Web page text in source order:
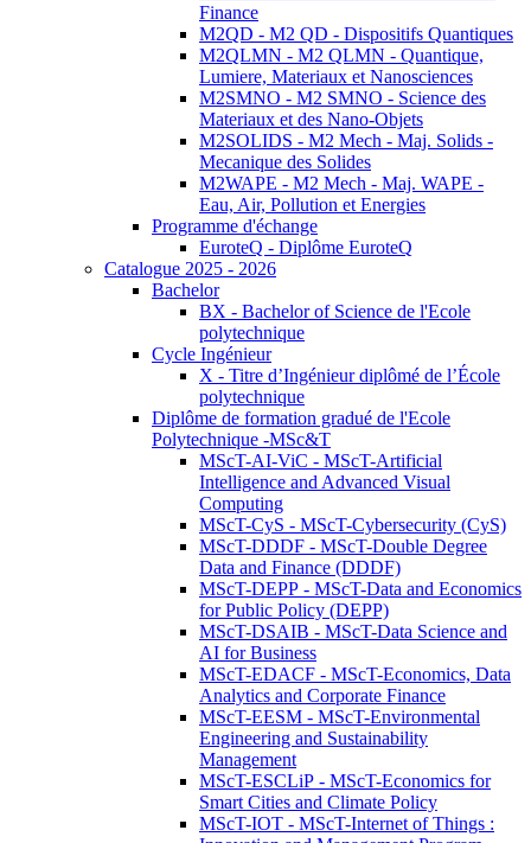
Finance
M2QD - M2 QD - Dispositifs Quantiques
M2QLMN - M2 QLMN - Quantique,
Lumiere, Materiaux et Nanosciences
M2SMNO - M2 SMNO - Science des
Materiaux et des Nano-Objets
M2SOLIDS - M2 Mech - Maj. Solids -
Mecanique des Solides
M2WAPE - M2 Mech - Maj. WAPE -
Eau, Air, Pollution et Energies
Programme d'échange
EuroteQ - Diplôme EuroteQ
Catalogue 2025 - 2026
Bachelor
BX - Bachelor of Science de l'Ecole
polytechnique
Cycle Ingénieur
X - Titre d’Ingénieur diplômé de l’École
polytechnique
Diplôme de formation gradué de l'Ecole
Polytechnique -MSc&T
MScT-AI-ViC - MScT-Artificial
Intelligence and Advanced Visual
Computing
MScT-CyS - MScT-Cybersecurity (CyS)
MScT-DDDF - MScT-Double Degree
Data and Finance (DDDF)
MScT-DEPP - MScT-Data and Economics
for Public Policy (DEPP)
MScT-DSAIB - MScT-Data Science and
AI for Business
MScT-EDACF - MScT-Economics, Data
Analytics and Corporate Finance
MScT-EESM - MScT-Environmental
Engineering and Sustainability
Management
MScT-ESCLiP - MScT-Economics for
Smart Cities and Climate Policy
MScT-IOT - MScT-Internet of Things :